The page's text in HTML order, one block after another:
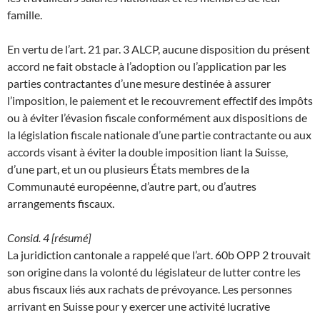
famille.
En vertu de l’art. 21 par. 3 ALCP, aucune disposition du présent
accord ne fait obstacle à l’adoption ou l’application par les
parties contractantes d’une mesure destinée à assurer
l’imposition, le paiement et le recouvrement effectif des impôts
ou à éviter l’évasion fiscale conformément aux dispositions de
la législation fiscale nationale d’une partie contractante ou aux
accords visant à éviter la double imposition liant la Suisse,
d’une part, et un ou plusieurs États membres de la
Communauté européenne, d’autre part, ou d’autres
arrangements fiscaux.
Consid. 4 [résumé]
La juridiction cantonale a rappelé que l’art. 60b OPP 2 trouvait
son origine dans la volonté du législateur de lutter contre les
abus fiscaux liés aux rachats de prévoyance. Les personnes
arrivant en Suisse pour y exercer une activité lucrative